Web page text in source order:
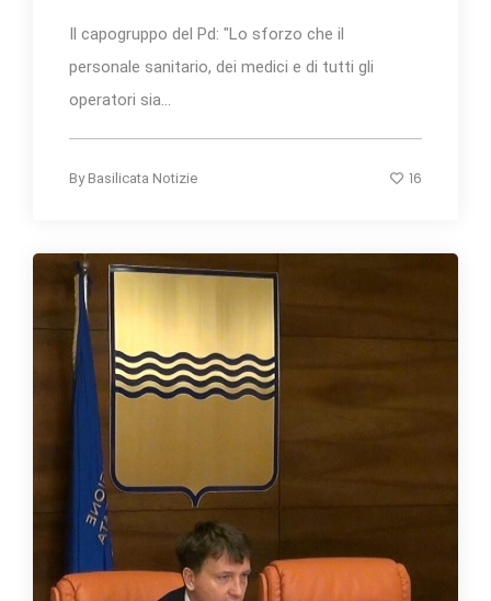
Il capogruppo del Pd: "Lo sforzo che il
personale sanitario, dei medici e di tutti gli
operatori sia...
By Basilicata Notizie 16